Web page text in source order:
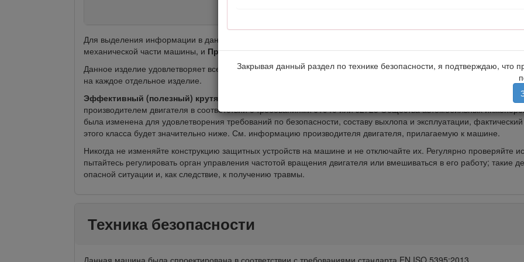
Закрывая данный раздел по технике безопасности, я подтверждаю, что
Для выделения информации в данном руководстве используются два слова.
— привлекает
механической части машины, и Примечание— выделяет общую информацию, требующую специального
Данное изделие удовлетворяет всем соответствующим европейским директивам; подробные сведения
на каждое отдельное изделие.
Эффективный (полезный) крутящий момент:
эффективный (полезный) крутящий момент данного двигателя
производителем двигателя в соответствии с требованиями J1940 или J2723 Общества автомобильных
была изменена для удовлетворения требований по безопасности, составу выхлопа и эксплуатации,
этого класса будет значительно ниже. См. информацию производителя двигателя, прилагаемую к машине.
Никогда не изменяйте конструкцию защитных устройств на машине и не отключайте их. Регулярно проверяйте
пытайтесь регулировать орган управления частотой вращения двигателя или вмешиваться в его работу; такие
опасной ситуации и, как следствие, к получению травмы.
Техника безопасности